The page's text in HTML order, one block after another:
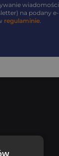
wiadomości
na podany
regulaminie.